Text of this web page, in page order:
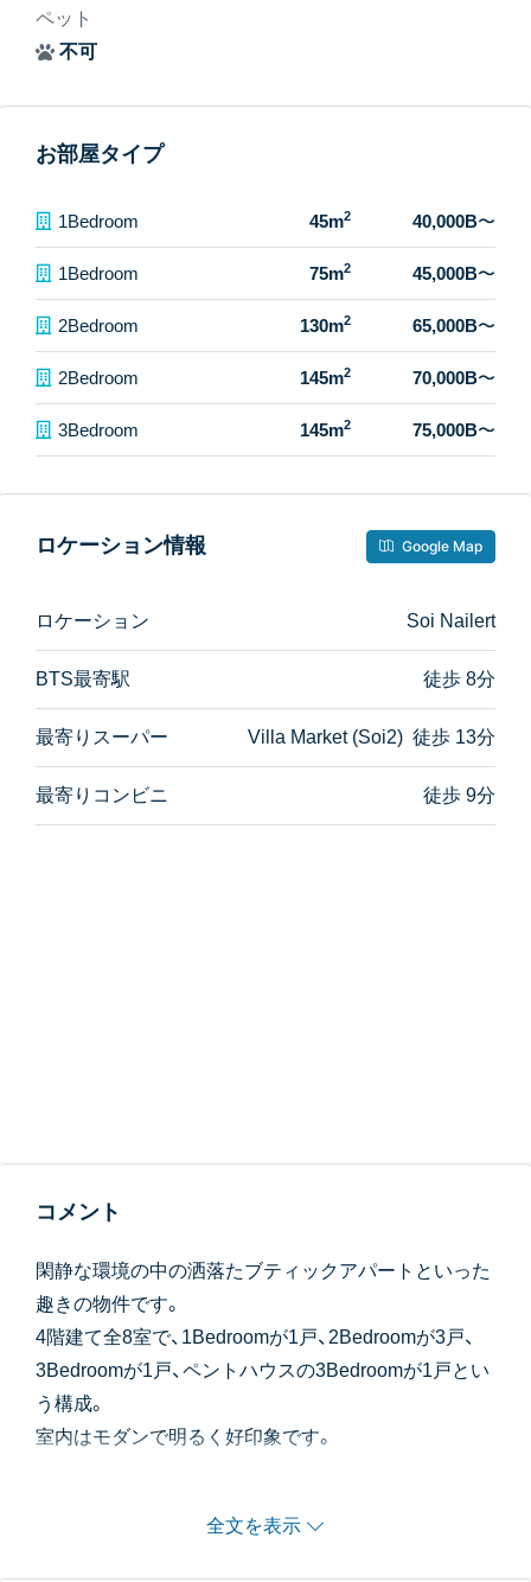
ペット
不可
お部屋タイプ
1Bedroom 45m2 40,000B〜
1Bedroom 75m2 45,000B〜
2Bedroom 130m2 65,000B〜
2Bedroom 145m2 70,000B〜
3Bedroom 145m2 75,000B〜
ロケーション情報 Google Map
ロケーション Soi Nailert
BTS最寄駅 徒歩 8分
最寄りスーパー Villa Market (Soi2) 徒歩 13分
最寄りコンビニ 徒歩 9分
コメント
閑静な環境の中の洒落たブティックアパートといった
趣きの物件です。
4階建て全8室で、1Bedroomが1戸、2Bedroomが3戸、
3Bedroomが1戸、ペントハウスの3Bedroomが1戸とい
う構成。
室内はモダンで明るく好印象です。
8歳以下のお子様のいるご家庭は部屋が痛むため入居
全文を表示